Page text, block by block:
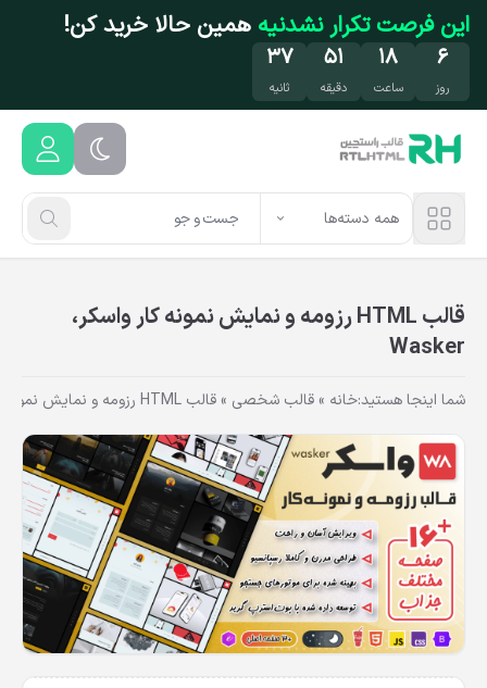
رفتن به محتوای اصلی
این فرصت تکرار نشدنیه همین حالا خرید کن!
۶
روز
۱۸
ساعت
۵۱
دقیقه
۳۷
ثانیه
همه دسته‌ها
قالب HTML رزومه و نمایش نمونه کار واسکر،
Wasker
شما اینجا هستید:خانه »قالب شخصی »قالب HTML رزومه و نمایش نمونه کار واسکر، Wasker